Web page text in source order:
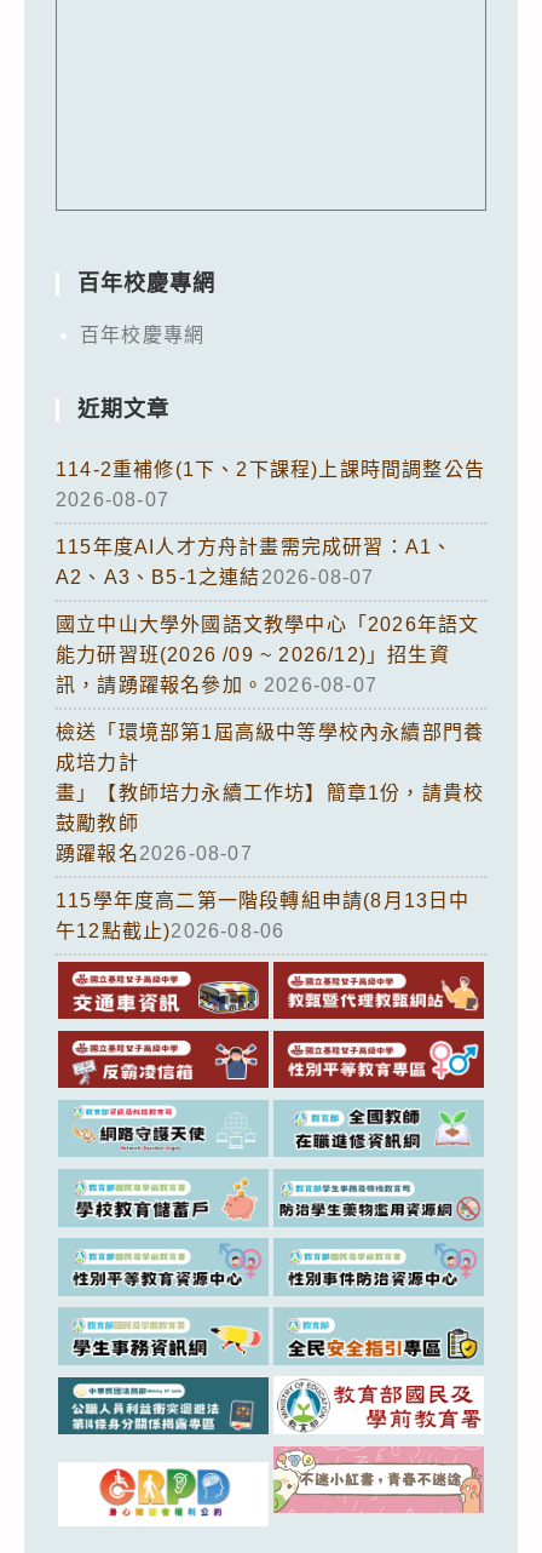
百年校慶專網
百年校慶專網
近期文章
114-2重補修(1下、2下課程)上課時間調整公告
2026-08-07
115年度AI人才方舟計畫需完成研習：A1、
A2、A3、B5-1之連結2026-08-07
國立中山大學外國語文教學中心「2026年語文
能力研習班(2026 /09 ~ 2026/12)」招生資
訊，請踴躍報名參加。 2026-08-07
檢送「環境部第1屆高級中等學校內永續部門養
成培力計
畫」【教師培力永續工作坊】簡章1份，請貴校
鼓勵教師
踴躍報名2026-08-07
115學年度高二第一階段轉組申請(8月13日中
午12點截止)2026-08-06